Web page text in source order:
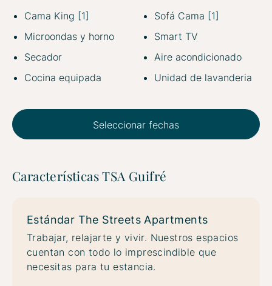
Cama King [1]
Sofá Cama [1]
Microondas y horno
Smart TV
Secador
Aire acondicionado
Cocina equipada
Unidad de lavanderia
Seleccionar fechas
Características TSA Guifré
Estándar The Streets Apartments
Trabajar, relajarte y vivir. Nuestros espacios
cuentan con todo lo imprescindible que
necesitas para tu estancia.